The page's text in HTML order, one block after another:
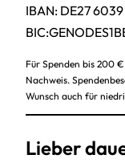
IBAN: DE27
Für Spenden bis 200
Nachweis.
Wunsch auch für
Lieber